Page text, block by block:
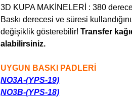
3D KUPA MAKİNELERİ : 380
Baskı derecesi ve süresi
değişiklik gösterebilir!Transfer
alabilirsiniz.
UYGUN BASKI PADLERİ
NO3A-(YPS-19)
NO3B-(YPS-18)